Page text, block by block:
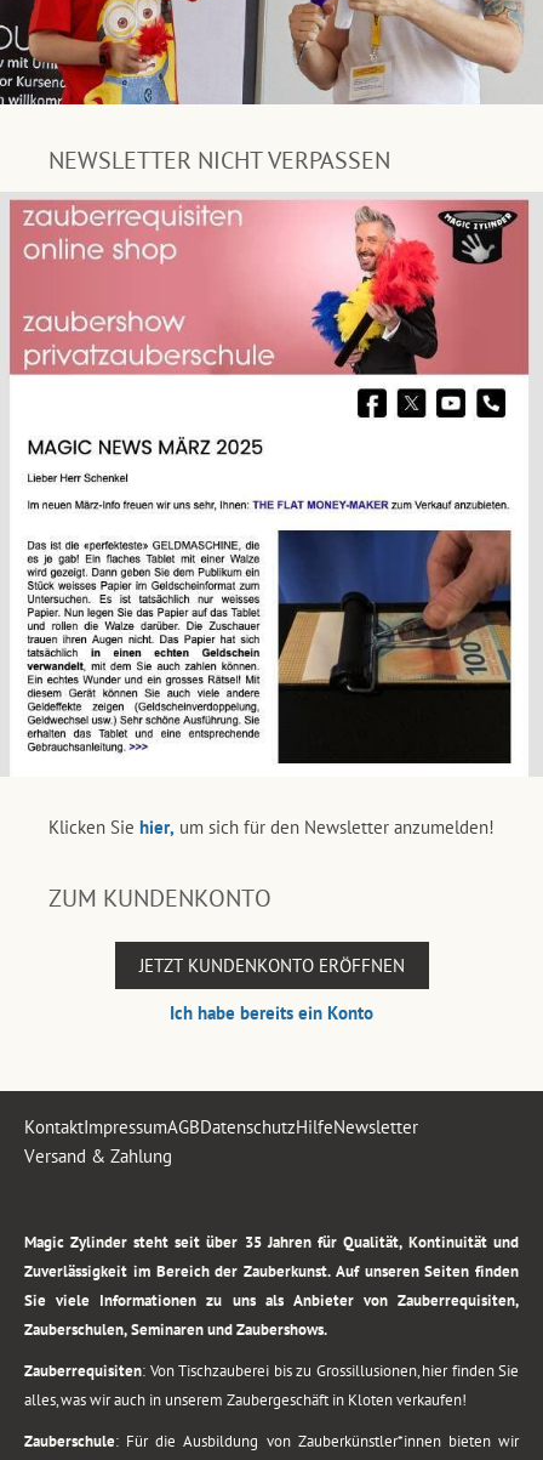
NEWSLETTER NICHT VERPASSEN
Klicken Sie hier, um sich für den Newsletter anzumelden!
ZUM KUNDENKONTO
JETZT KUNDENKONTO ERÖFFNEN
Ich habe bereits ein Konto
KontaktImpressumAGBDatenschutzHilfeNewsletter
Versand & Zahlung
Magic Zylinder steht seit über 35 Jahren für Qualität, Kontinuität und
Zuverlässigkeit im Bereich der Zauberkunst. Auf unseren Seiten finden
Sie viele Informationen zu uns als Anbieter von Zauberrequisiten,
Zauberschulen, Seminaren und Zaubershows.
Zauberrequisiten: Von Tischzauberei bis zu Grossillusionen, hier finden Sie
alles, was wir auch in unserem Zaubergeschäft in Kloten verkaufen!
Zauberschule: Für die Ausbildung von Zauberkünstler*innen bieten wir